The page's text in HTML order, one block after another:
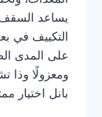
يساعد السقف
التكييف في
على المدى
ومعزولًا وذا
بانل اختيار